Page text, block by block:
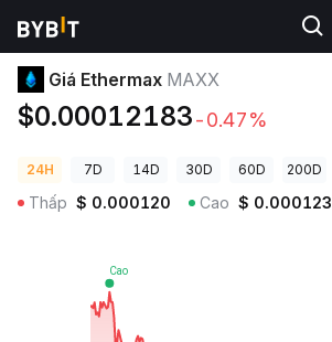
Giá Tiền Điện Tử
Giá Ethermax MAXX
$0.00012183-0.47%
24H 7D 14D 30D 60D 200D
Thấp $ 0.000120 Cao $ 0.000123